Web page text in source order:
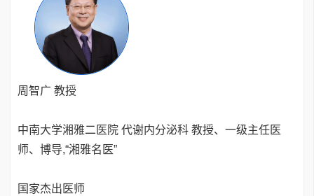
周智广 教授
中南大学湘雅二医院 代谢内分泌科 教授、一级主任医
师、博导,“湘雅名医”
国家杰出医师